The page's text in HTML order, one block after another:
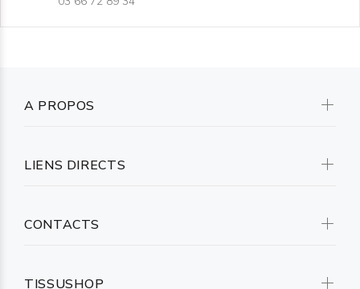
A PROPOS
LIENS DIRECTS
CONTACTS
TISSUSHOP